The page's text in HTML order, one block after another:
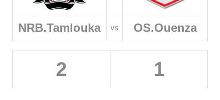
NRB.Tamlouka vs OS.Ouenza
2 1